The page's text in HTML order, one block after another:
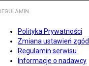
Polityka Prywatności
Zmiana ustawień zgód
Regulamin serwisu
Informacje o nadawcy